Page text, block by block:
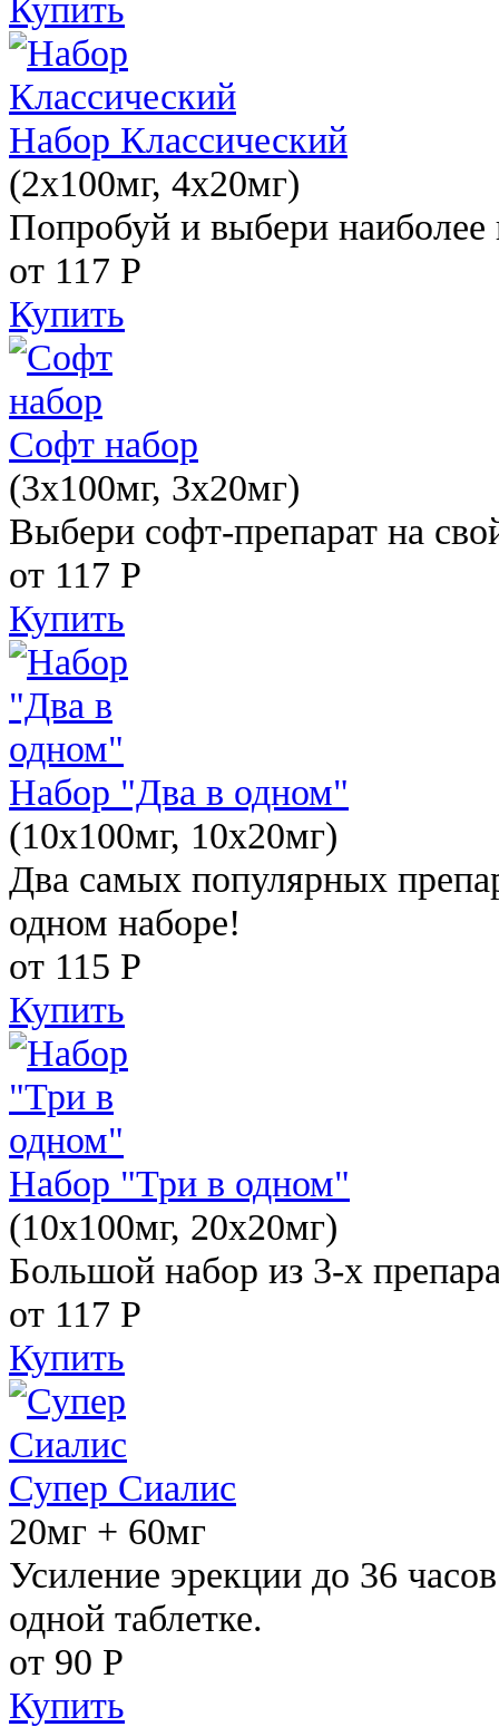
Набор Классический
(2x100мг, 4x20мг)
Попробуй и выбери наиболее
от 117 Р
Купить
Софт набор
(3x100мг, 3x20мг)
Выбери софт-препарат на
от 117 Р
Купить
Набор "Два в одном"
(10x100мг, 10x20мг)
Два самых популярных
одном наборе!
от 115 Р
Купить
Набор "Три в одном"
(10x100мг, 20x20мг)
Большой набор из 3-х
от 117 Р
Купить
Супер Сиалис
20мг + 60мг
Усиление эрекции до 36
одной таблетке.
от 90 Р
Купить